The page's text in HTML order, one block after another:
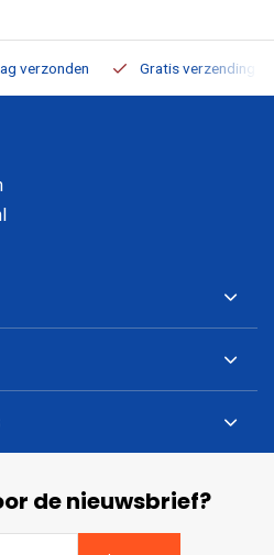
verzonden Gratis verzending
de nieuwsbrief?